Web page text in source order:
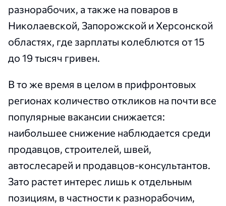
разнорабочих, а также на поваров в
Николаевской, Запорожской и Херсонской
областях, где зарплаты колеблются от 15
до 19 тысяч гривен.
В то же время в целом в прифронтовых
регионах количество откликов на почти все
популярные вакансии снижается:
наибольшее снижение наблюдается среди
продавцов, строителей, швей,
автослесарей и продавцов-консультантов.
Зато растет интерес лишь к отдельным
позициям, в частности к разнорабочим,